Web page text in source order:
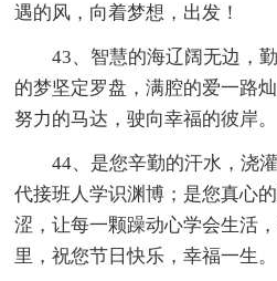
遇的风，向着梦想，出发！
43、智慧的海辽阔无边，
的梦坚定罗盘，满腔的爱一路
努力的马达，驶向幸福的彼岸。
44、是您辛勤的汗水，浇
代接班人学识渊博；是您真心
涩，让每一颗躁动心学会生活
里，祝您节日快乐，幸福一生。